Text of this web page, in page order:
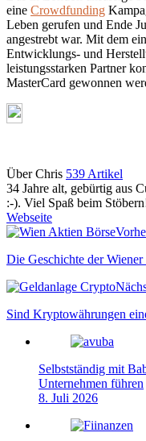
eine Crowdfunding
Leben gerufen und Ende
angestrebt war. Mit dem
Entwicklungs- und
leistungsstarken Partner
MasterCard gewonnen
Über Chris 539 Artikel
34 Jahre alt, gebürtig aus
:-). Viel Spaß beim
Webseite
Die Geschichte der
Sind Kryptowährungen
Selbstständig mit
Unternehmen führen
8. Juli 2026